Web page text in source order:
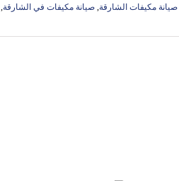
صيانة مكيفات الشارقة, صيانة مكيفات في الشارقة,